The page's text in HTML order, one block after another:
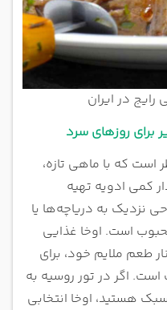
در ایران
که با ماهی تازه،
کمی ادویه تهیه
نزدیک به دریاچه‌ها یا
است. اوخا غذایی
طعم ملایم خود، برای
اگر در تور روسیه به
هستید، اوخا انتخابی